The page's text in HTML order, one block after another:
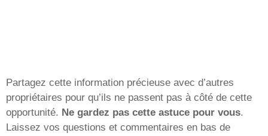
Partagez cette information précieuse avec d’autres
propriétaires pour qu’ils ne passent pas à côté de cette
opportunité. Ne gardez pas cette astuce pour vous.
Laissez vos questions et commentaires en bas de